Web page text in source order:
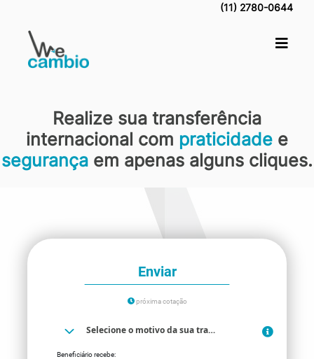
(11) 2780-0644
Realize sua transferência
internacional com praticidade e
segurança em apenas alguns cliques.
Enviar
próxima cotação
Selecione o motivo da sua transferência
Beneficiário recebe: